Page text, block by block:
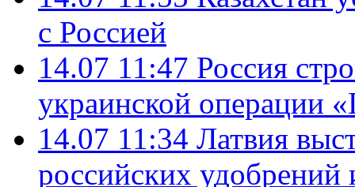
с Россией
14.07 11:47 Россия
украинской операции
14.07 11:34 Латвия
российских